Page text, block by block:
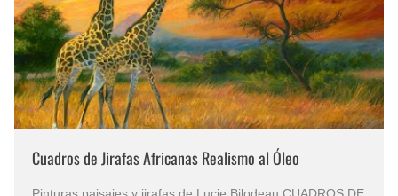
Cuadros de Jirafas Africanas Realismo al Óleo
Pinturas paisajes y jirafas de Lucie Bilodeau CUADROS DE